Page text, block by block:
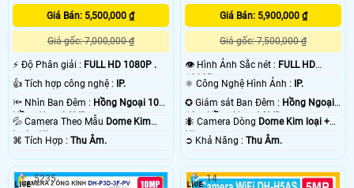
Giá Bán: 5,500,000 ₫
Giá gốc: 7,000,000 ₫
️⚡ Độ Phân giải : FULL HD 1080P .
👍 Tích hợp công nghệ : IP.
🔦 Nhìn Ban Đêm : Hồng Ngoại 10m
Hồng Ngoại SMD.
💦 Camera Theo Mẫu Dome Kim
loại + Nhựa. ️⌘ Tích Hợp : Thu Âm.
Giá Bán: 5,900,000 ₫
Giá gốc: 7,500,000 ₫
👁 Hình Ảnh Sắc nét : FULL HD
1080P .
⚛️ Công Nghệ Hình Ảnh : IP.
✪ Giám sát Ban Đêm : Hồng Ngoại
10m Hồng Ngoại SMD.
🐜 Camera Dòng Dome Kim loại +
Nhựa.
️➲ Khả Năng :Thu Âm.
5235 14